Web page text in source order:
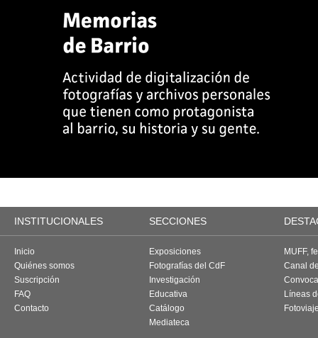
INSTITUCIONALES SECCIONES
Inicio
Quiénes somos
Suscripción
FAQ
Contacto
Exposiciones
Fotografías del CdF
Investigación
Educativa
Catálogo
Mediateca
MUFF,
Canal
Líneas